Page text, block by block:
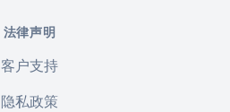
法律声明
客户支持
隐私政策